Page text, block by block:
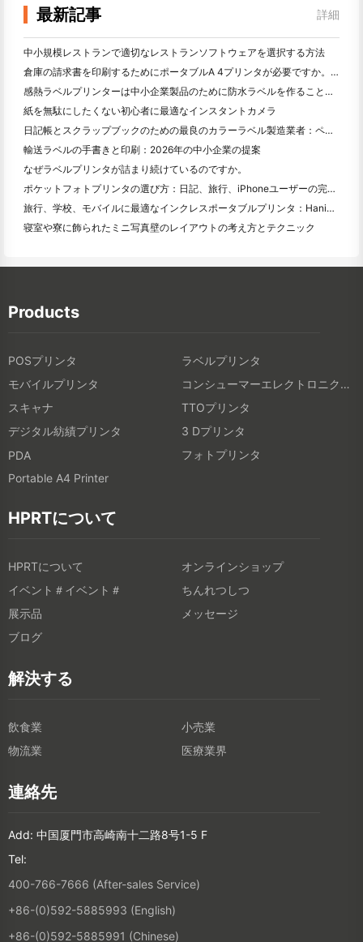
最新記事 詳細
中小規模レストランで適切なレストランソフトウェアを選択する方法
倉庫の請求書を印刷するためにポータブルA 4プリンタが必要ですか。何が本当に効果的なのか
感熱ラベルプリンターは中小企業製品のために防水ラベルを作ることができますか？
紙を無駄にしたくない初心者に最適なインスタントカメラ
日記帳とスクラップブックのための最良のカラーラベル製造業者：ページごとにさらに色を追加
輸送ラベルの手書きと印刷：2026年の中小企業の提案
なぜラベルプリンタが詰まり続けているのですか。
ポケットフォトプリンタの選び方：日記、旅行、iPhoneユーザーの完全ガイド
旅行、学校、モバイルに最適なインクレスポータブルプリンタ：Hanin MT 620 Pro評価
寝室や寮に飾られたミニ写真壁のレイアウトの考え方とテクニック
Products
POSプリンタ
ラベルプリンタ
モバイルプリンタ
コンシューマーエレクトロニクス製品
スキャナ
TTOプリンタ
デジタル紡績プリンタ
3 Dプリンタ
PDA
フォトプリンタ
Portable A4 Printer
HPRTについて
HPRTについて
オンラインショップ
イベント＃イベント＃
ちんれつしつ
展示品
メッセージ
ブログ
解決する
飲食業
小売業
物流業
医療業界
連絡先
Add: 中国厦門市高崎南十二路8号1-5 F
Tel:
400-766-7666 (After-sales Service)
+86-(0)592-5885993 (English)
+86-(0)592-5885991 (Chinese)